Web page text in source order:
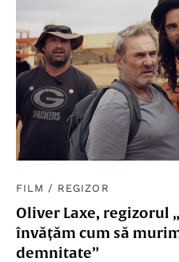
FILM / REGIZOR
Oliver Laxe, regizorul
învățăm cum să
demnitate”